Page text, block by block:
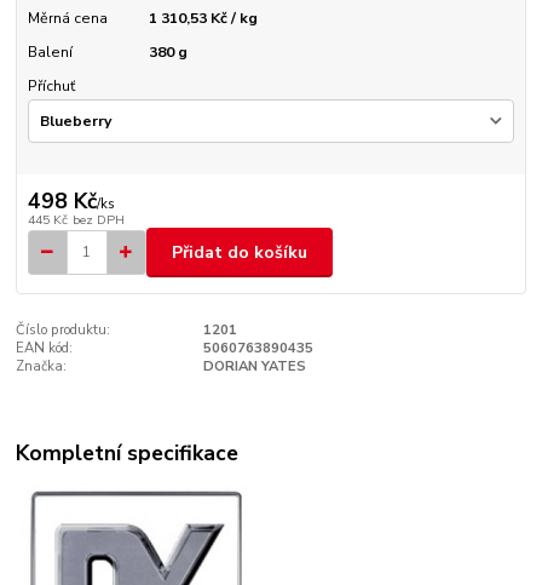
Měrná cena
1 310,53 Kč / kg
Balení
380 g
Příchuť
498 Kč/ks
445 Kč bez DPH
Přidat do košíku
Číslo produktu:
1201
EAN kód:
5060763890435
Značka:
DORIAN YATES
Kompletní specifikace